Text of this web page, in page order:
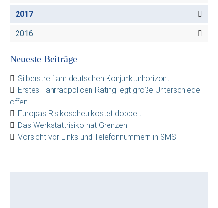
2017
2016
Neueste Beiträge
Silberstreif am deutschen Konjunkturhorizont
Erstes Fahrradpolicen-Rating legt große Unterschiede
offen
Europas Risikoscheu kostet doppelt
Das Werkstattrisiko hat Grenzen
Vorsicht vor Links und Telefonnummern in SMS